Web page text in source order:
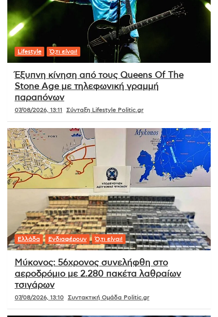
Lifestyle Ό,τι είναι!
Έξυπνη κίνηση από τους Queens Of The
Stone Age με τηλεφωνική γραμμή
παραπόνων
07/08/2026, 13:11 Σύνταξη Lifestyle Politic.gr
Ελλάδα Ενδιαφέρουν Ό,τι είναι!
Μύκονος: 56χρονος συνελήφθη στο
αεροδρόμιο με 2.280 πακέτα λαθραίων
τσιγάρων
07/08/2026, 13:10 Συντακτική Ομάδα Politic.gr